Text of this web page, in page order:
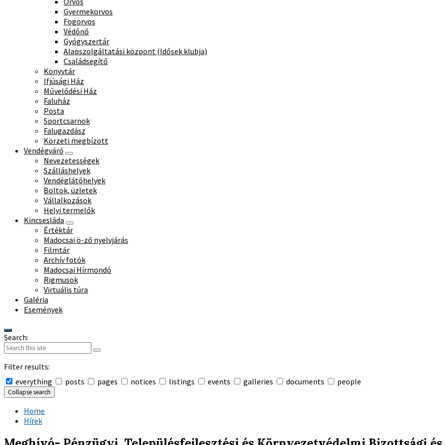
Gyermekorvos
Fogorvos
Védőnő
Gyógyszertár
Alapszolgáltatási központ (Idősek klubja)
Családsegítő
Könyvtár
Ifjúsági Ház
Művelődési Ház
Faluház
Posta
Sportcsarnok
Falugazdász
Körzeti megbízott
Vendégváró
Nevezetességek
Szálláshelyek
Vendéglátóhelyek
Boltok, üzletek
Vállalkozások
Helyi termelők
Kincsesláda
Értéktár
Madocsai ö-ző nyelvjárás
Filmtár
Archív fotók
Madocsai Hírmondó
Rigmusok
Virtuális túra
Galéria
Események
Search:
Filter results:
everything
posts pages notices listings events galleries documents people
Collapse search
Home
Hírek